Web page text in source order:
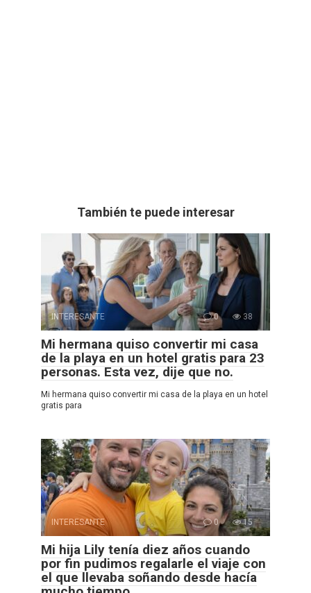
También te puede interesar
INTERESANTE 0 38
Mi hermana quiso convertir mi casa
de la playa en un hotel gratis para 23
personas. Esta vez, dije que no.
Mi hermana quiso convertir mi casa de la playa en un hotel
gratis para
INTERESANTE 0 15
Mi hija Lily tenía diez años cuando
por fin pudimos regalarle el viaje con
el que llevaba soñando desde hacía